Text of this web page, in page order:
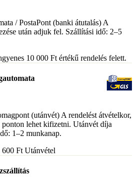
/ PostaPont (banki átutalás) A
után adjuk fel. Szállítási idő: 2–5
10 000 Ft értékű rendelés felett.
(utánvét) A rendelést átvételkor,
ponton lehet kifizetni. Utánvét díja
1–2 munkanap.
600 Ft Utánvétel